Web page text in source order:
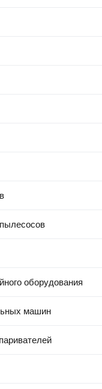
оборудования
машин